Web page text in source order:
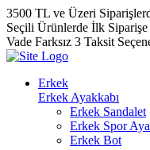
3500 TL ve Üzeri
Seçili Ürünlerde İlk
Vade Farksız 3 Taksit
Erkek
Erkek Ayakkabı
Erkek Sandalet
Erkek Spor
Erkek Bot